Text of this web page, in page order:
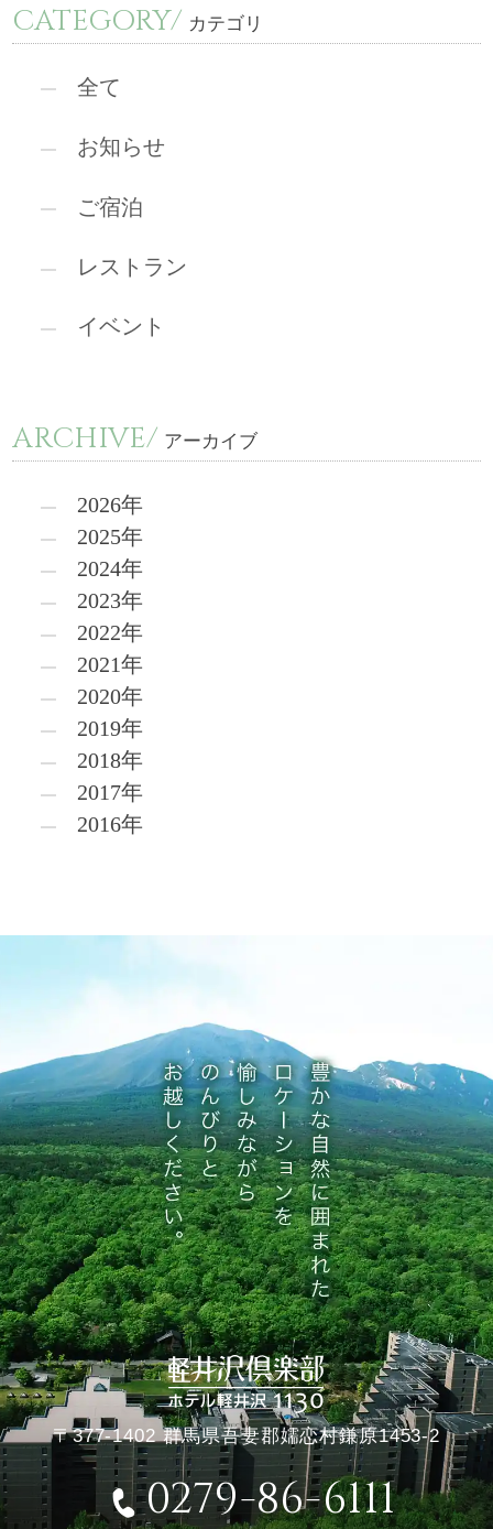
CATEGORY/ カテゴリ
全て
お知らせ
ご宿泊
レストラン
イベント
ARCHIVE/ アーカイブ
2026年
2025年
2024年
2023年
2022年
2021年
2020年
2019年
2018年
2017年
2016年
〒377-1402 群馬県吾妻郡嬬恋村鎌原1453-2
0279-86-6111